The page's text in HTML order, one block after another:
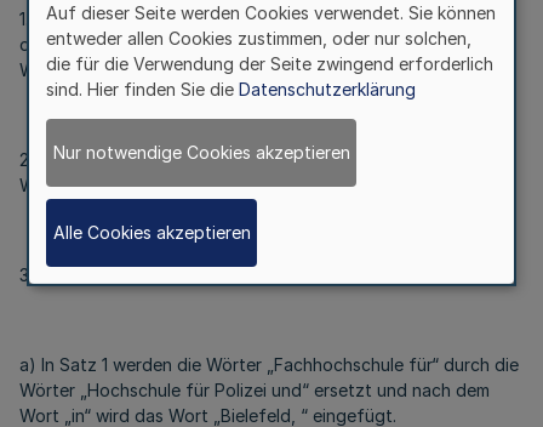
1. In der Überschrift werden die Wörter „Fachhochschule für“
durch die Wörter „Hochschule für Polizei und“ ersetzt und die
Wörter „in Gelsenkirchen“ werden gestrichen.
2. In § 1 werden die Wörter „Fachhochschule für“ durch die
Wörter „Hochschule für Polizei und“ ersetzt.
3. § 2 wird wie folgt geändert:
a) In Satz 1 werden die Wörter „Fachhochschule für“ durch die
Wörter „Hochschule für Polizei und“ ersetzt und nach dem
Wort „in“ wird das Wort „Bielefeld, “ eingefügt.
Auf dieser Seite werden Cookies verwendet. Sie können
entweder allen Cookies zustimmen, oder nur solchen,
die für die Verwendung der Seite zwingend erforderlich
sind. Hier finden Sie die Datenschutzerklärung
Nur notwendige Cookies akzeptieren
Alle Cookies akzeptieren